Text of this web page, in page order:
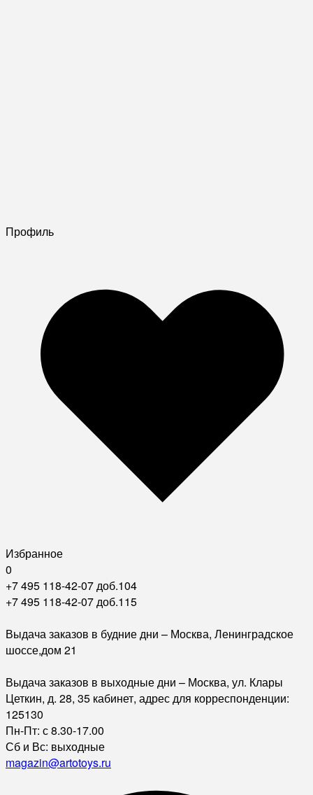
Профиль
Избранное
0
+7 495 118-42-07 доб.104
+7 495 118-42-07 доб.115
Выдача заказов в будние дни – Москва, Ленинградское
шоссе,дом 21
Выдача заказов в выходные дни – Москва, ул. Клары
Цеткин, д. 28, 35 кабинет, адрес для корреспонденции:
125130
Пн-Пт: с 8.30-17.00
Сб и Вс: выходные
magazin@artotoys.ru